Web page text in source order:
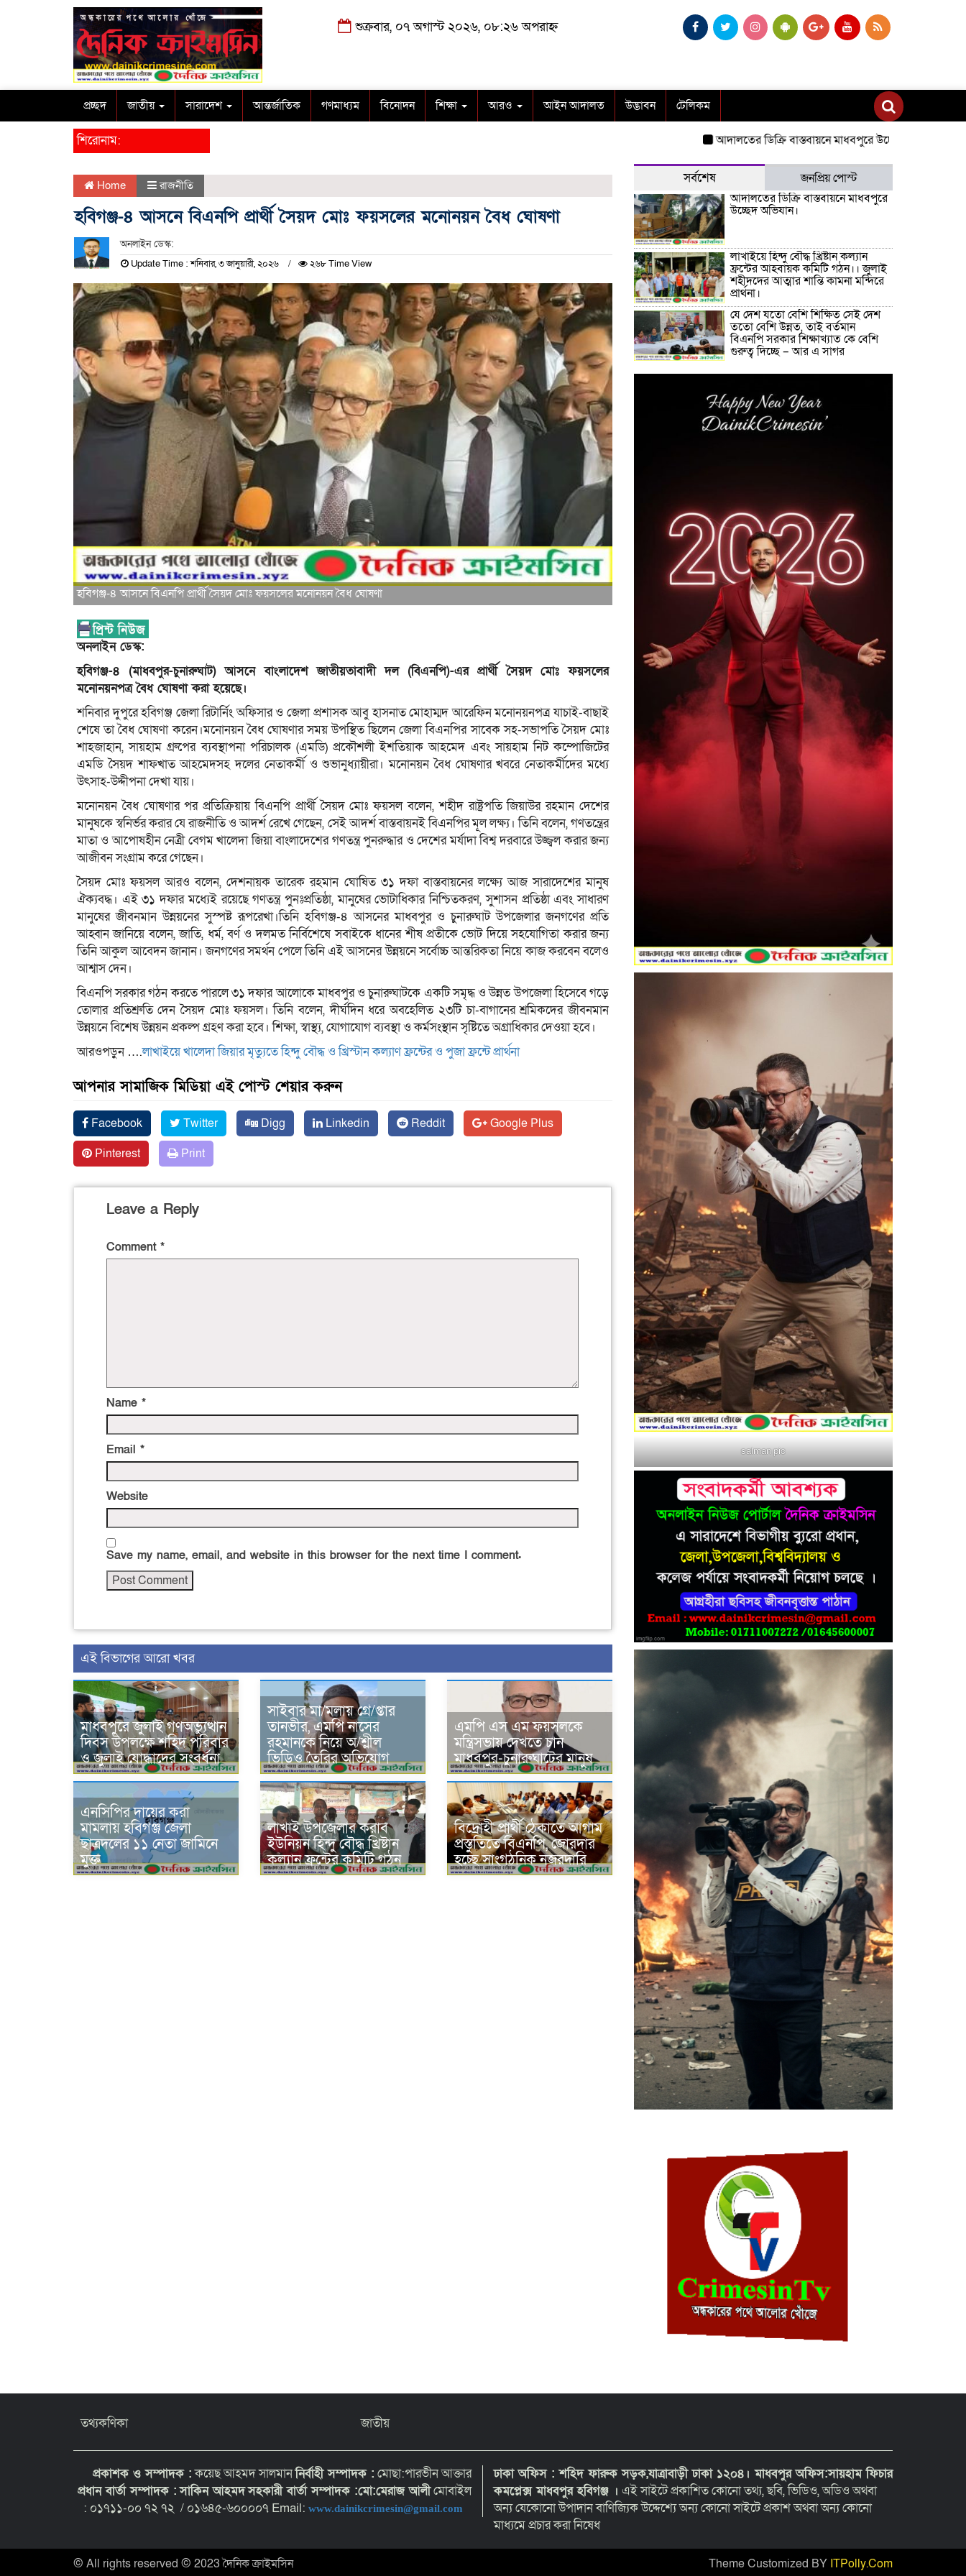
শুক্রবার, ০৭ অগাস্ট ২০২৬, ০৮:২৬ অপরাহ্ন
প্রচ্ছদ জাতীয় সারাদেশ আন্তর্জাতিক গণমাধ্যম বিনোদন শিক্ষা আরও আইন আদালত উদ্ভাবন টেলিকম
শিরোনাম: আদালতের ডিক্রি বাস্তবায়নে মাধবপুরে উচ্ছেদ অভিযান।
Home রাজনীতি
হবিগঞ্জ-৪ আসনে বিএনপি প্রার্থী সৈয়দ মোঃ ফয়সলের মনোনয়ন বৈধ ঘোষণা
অনলাইন ডেস্ক:
Update Time : শনিবার, ৩ জানুয়ারী, ২০২৬ ২৬৮ Time View
হবিগঞ্জ-৪ আসনে বিএনপি প্রার্থী সৈয়দ মোঃ ফয়সলের মনোনয়ন বৈধ ঘোষণা
অনলাইন ডেস্ক:
হবিগঞ্জ-৪ (মাধবপুর-চুনারুঘাট) আসনে বাংলাদেশ জাতীয়তাবাদী দল (বিএনপি)-এর প্রার্থী সৈয়দ মোঃ ফয়সলের
মনোনয়নপত্র বৈধ ঘোষণা করা হয়েছে।
শনিবার দুপুরে হবিগঞ্জ জেলা রিটার্নিং অফিসার ও জেলা প্রশাসক আবু হাসনাত মোহাম্মদ আরেফিন মনোনয়নপত্র যাচাই-বাছাই
শেষে তা বৈধ ঘোষণা করেন।মনোনয়ন বৈধ ঘোষণার সময় উপস্থিত ছিলেন জেলা বিএনপির সাবেক সহ-সভাপতি সৈয়দ মোঃ
শাহজাহান, সায়হাম গ্রুপের ব্যবস্থাপনা পরিচালক (এমডি) প্রকৌশলী ইশতিয়াক আহমেদ এবং সায়হাম নিট কম্পোজিটের
এমডি সৈয়দ শাফখাত আহমেদসহ দলের নেতাকর্মী ও শুভানুধ্যায়ীরা। মনোনয়ন বৈধ ঘোষণার খবরে নেতাকর্মীদের মধ্যে
উৎসাহ-উদ্দীপনা দেখা যায়।
মনোনয়ন বৈধ ঘোষণার পর প্রতিক্রিয়ায় বিএনপি প্রার্থী সৈয়দ মোঃ ফয়সল বলেন, শহীদ রাষ্ট্রপতি জিয়াউর রহমান দেশের
মানুষকে স্বনির্ভর করার যে রাজনীতি ও আদর্শ রেখে গেছেন, সেই আদর্শ বাস্তবায়নই বিএনপির মূল লক্ষ্য। তিনি বলেন, গণতন্ত্রের
মাতা ও আপোষহীন নেত্রী বেগম খালেদা জিয়া বাংলাদেশের গণতন্ত্র পুনরুদ্ধার ও দেশের মর্যাদা বিশ্ব দরবারে উজ্জ্বল করার জন্য
আজীবন সংগ্রাম করে গেছেন।
সৈয়দ মোঃ ফয়সল আরও বলেন, দেশনায়ক তারেক রহমান ঘোষিত ৩১ দফা বাস্তবায়নের লক্ষ্যে আজ সারাদেশের মানুষ
ঐক্যবদ্ধ। এই ৩১ দফার মধ্যেই রয়েছে গণতন্ত্র পুনঃপ্রতিষ্ঠা, মানুষের ভোটাধিকার নিশ্চিতকরণ, সুশাসন প্রতিষ্ঠা এবং সাধারণ
মানুষের জীবনমান উন্নয়নের সুস্পষ্ট রূপরেখা।তিনি হবিগঞ্জ-৪ আসনের মাধবপুর ও চুনারুঘাট উপজেলার জনগণের প্রতি
আহ্বান জানিয়ে বলেন, জাতি, ধর্ম, বর্ণ ও দলমত নির্বিশেষে সবাইকে ধানের শীষ প্রতীকে ভোট দিয়ে সহযোগিতা করার জন্য
তিনি আকুল আবেদন জানান। জনগণের সমর্থন পেলে তিনি এই আসনের উন্নয়নে সর্বোচ্চ আন্তরিকতা নিয়ে কাজ করবেন বলেও
আশ্বাস দেন।
বিএনপি সরকার গঠন করতে পারলে ৩১ দফার আলোকে মাধবপুর ও চুনারুঘাটকে একটি সমৃদ্ধ ও উন্নত উপজেলা হিসেবে গড়ে
তোলার প্রতিশ্রুতি দেন সৈয়দ মোঃ ফয়সল। তিনি বলেন, দীর্ঘদিন ধরে অবহেলিত ২৩টি চা-বাগানের শ্রমিকদের জীবনমান
উন্নয়নে বিশেষ উন্নয়ন প্রকল্প গ্রহণ করা হবে। শিক্ষা, স্বাস্থ্য, যোগাযোগ ব্যবস্থা ও কর্মসংস্থান সৃষ্টিতে অগ্রাধিকার দেওয়া হবে।
আরওপড়ুন ….লাখাইয়ে খালেদা জিয়ার মৃত্যুতে হিন্দু বৌদ্ধ ও খ্রিস্টান কল্যাণ ফ্রন্টের ও পুজা ফ্রন্টে প্রার্থনা
আপনার সামাজিক মিডিয়া এই পোস্ট শেয়ার করুন
Facebook Twitter Digg Linkedin Reddit
Google Plus
Pinterest
Print
Leave a Reply
Comment *
Name *
Email *
Website
Save my name, email, and website in this browser for the next time I comment.
এই বিভাগের আরো খবর
মাধবপুরে জুলাই গণঅভ্যুত্থান
দিবস উপলক্ষে শহিদ পরিবার
ও জুলাই যোদ্ধাদের সংবর্ধনা
সাইবার মা/মলায় গ্রে/প্তার
তানভীর, এমপি নাসের
রহমানকে নিয়ে অ/শ্লীল
ভিডিও তৈরির অভিযোগ
এমপি এস এম ফয়সলকে
মন্ত্রিসভায় দেখতে চান
মাধবপুর-চুনারুঘাটের মানুষ
এনসিপির দায়ের করা
মামলায় হবিগঞ্জ জেলা
ছাত্রদলের ১১ নেতা জামিনে
মুক্ত
লাখাই উপজেলার করাব
ইউনিয়ন হিন্দু বৌদ্ধ খ্রিষ্টান
কল্যান ফ্রন্টের কমিটি গঠন
বিদ্রোহী প্রার্থী ঠেকাতে আগাম
প্রস্তুতিতে বিএনপি, জোরদার
হচ্ছে সাংগঠনিক নজরদারি
সর্বশেষ
জনপ্রিয় পোস্ট
আদালতের ডিক্রি বাস্তবায়নে মাধবপুরে
উচ্ছেদ অভিযান।
লাখাইয়ে হিন্দু বৌদ্ধ খ্রিষ্টান কল্যান
ফ্রন্টের আহবায়ক কমিটি গঠন।। জুলাই
শহীদদের আত্মার শান্তি কামনা মন্দিরে
প্রার্থনা।
যে দেশ যতো বেশি শিক্ষিত সেই দেশ
ততো বেশি উন্নত, তাই বর্তমান
বিএনপি সরকার শিক্ষাখ্যাত কে বেশি
গুরুত্ব দিচ্ছে – আর এ সাগর
লাখাইয়ে নানা আয়োজনে ‘জুলাই
কবরস্থানের জায়গা দখলের অভিযোগে
জুলাই গণঅভ্যুত্থান দিবস উপলক্ষে
মৌলভীবাজার শিশু সরকারি প্রাথমিক
বিদ্যালয়ে কবিতা, আবৃত্তি, রচনা
প্রতিযোগিতা পুরস্কার বিতরণ ও
আলোচনা সভা অনুষ্ঠিত
মাধবপুর পিআইও অফিসের কার্য
সহকারীর ফেসবুক মন্তব্য ঘিরে
সমালোচনার ঝড়!!স্যান্ট রিলিজ
মাধবপুরে জুলাই গণঅভ্যুত্থান দিবস
উপলক্ষে শহিদ পরিবার ও জুলাই
যোদ্ধাদের সংবর্ধনা
দেওয়ানগঞ্জে ফ্যামিলি কার্ড শুমারি: তথ্য
সংগ্রহকারী ও সুপারভাইজার পদে
উত্তীর্ণদের তালিকা প্রকাশ
salman pic
তথ্যকণিকা জাতীয়
প্রকাশক ও সম্পাদক :কয়েছ আহমদ সালমাননির্বাহী সম্পাদক : মোছা:পারভীন আক্তার
প্রধান বার্তা সম্পাদক : সাকিন আহমদসহকারী বার্তা সম্পাদক :মো:মেরাজ আলীমোবাইল
: ০১৭১১-০০ ৭২ ৭২ / ০১৬৪৫-৬০০০০৭ Email: www.dainikcrimesin@gmail.com
ঢাকা অফিস : শহিদ ফারুক সড়ক,যাত্রাবাড়ী ঢাকা ১২০৪।মাধবপুর অফিস:সায়হাম ফিচার
কমপ্লেক্স মাধবপুর হবিগঞ্জ । এই সাইটে প্রকাশিত কোনো তথ্য, ছবি, ভিডিও, অডিও অথবা
অন্য যেকোনো উপাদান বাণিজ্যিক উদ্দেশ্যে অন্য কোনো সাইটে প্রকাশ অথবা অন্য কোনো
মাধ্যমে প্রচার করা নিষেধ
© All rights reserved © 2023 দৈনিক ক্রাইমসিন Theme Customized BY ITPolly.Com